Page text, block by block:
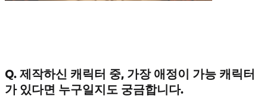
Q. 제작하신 캐릭터 중, 가장 애정이 가능 캐릭터
가 있다면 누구일지도 궁금합니다.